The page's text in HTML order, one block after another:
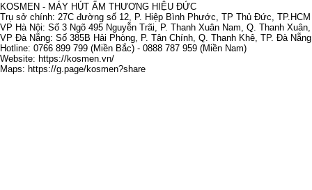
KOSMEN - MÁY HÚT ẨM THƯƠNG HIỆU ĐỨC
Trụ sở chính: 27C đường số 12, P. Hiệp Bình Phước, TP Thủ Đức, TP.HCM
VP Hà Nội: Số 3 Ngõ 495 Nguyễn Trãi, P. Thanh Xuân Nam, Q. Thanh
VP Đà Nẵng: Số 385B Hải Phòng, P. Tân Chính, Q. Thanh Khê, TP. Đà
Hotline: 0766 899 799 (Miền Bắc) - 0888 787 959 (Miền Nam)
Website: https://kosmen.vn/
Maps: https://g.page/kosmen?share